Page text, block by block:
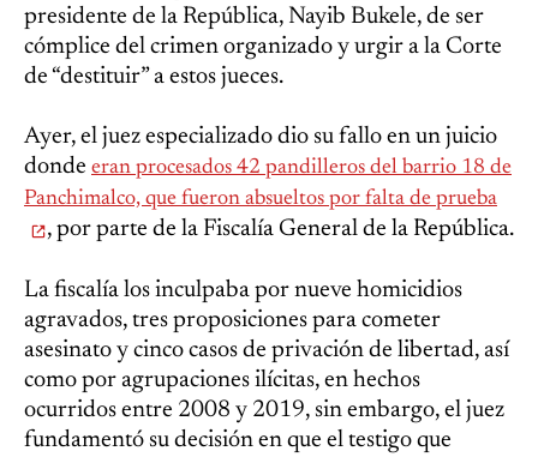
presidente de la República, Nayib Bukele, de ser
cómplice del crimen organizado y urgir a la Corte
de “destituir” a estos jueces.
Ayer, el juez especializado dio su fallo en un juicio
donde eran procesados 42 pandilleros del barrio 18 de
Panchimalco, que fueron absueltos por falta de prueba
, por parte de la Fiscalía General de la República.
La fiscalía los inculpaba por nueve homicidios
agravados, tres proposiciones para cometer
asesinato y cinco casos de privación de libertad, así
como por agrupaciones ilícitas, en hechos
ocurridos entre 2008 y 2019, sin embargo, el juez
fundamentó su decisión en que el testigo que